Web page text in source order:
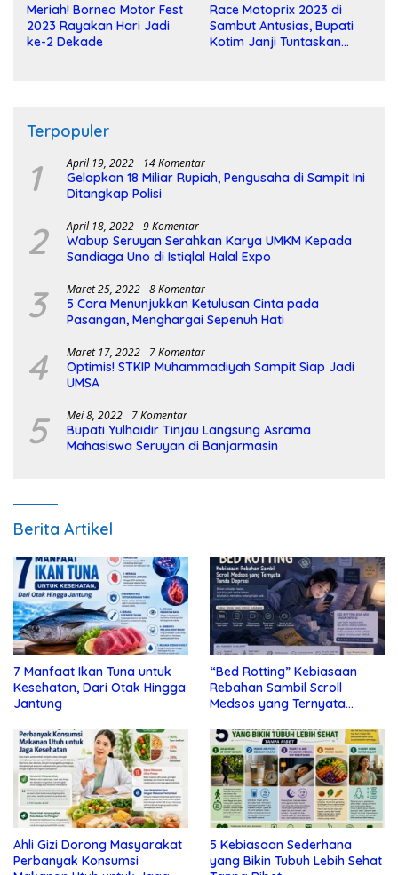
Meriah! Borneo Motor Fest
2023 Rayakan Hari Jadi
ke-2 Dekade
Race Motoprix 2023 di
Sambut Antusias, Bupati
Kotim Janji Tuntaskan
Terpopuler
1 April 19, 2022 14 Komentar
Gelapkan 18 Miliar Rupiah, Pengusaha di Sampit Ini
Ditangkap Polisi
2 April 18, 2022 9 Komentar
Wabup Seruyan Serahkan Karya UMKM Kepada
Sandiaga Uno di Istiqlal Halal Expo
3 Maret 25, 2022 8 Komentar
5 Cara Menunjukkan Ketulusan Cinta pada
Pasangan, Menghargai Sepenuh Hati
4 Maret 17, 2022 7 Komentar
Optimis! STKIP Muhammadiyah Sampit Siap Jadi
UMSA
5 Mei 8, 2022 7 Komentar
Bupati Yulhaidir Tinjau Langsung Asrama
Mahasiswa Seruyan di Banjarmasin
Berita Artikel
7 Manfaat Ikan Tuna untuk
Kesehatan, Dari Otak Hingga
Jantung
“Bed Rotting” Kebiasaan
Rebahan Sambil Scroll
Medsos yang Ternyata
Ahli Gizi Dorong Masyarakat
Perbanyak Konsumsi
5 Kebiasaan Sederhana
yang Bikin Tubuh Lebih Sehat